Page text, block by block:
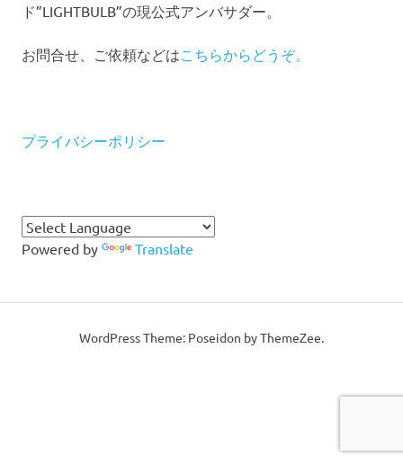
ド”LIGHTBULB”の現公式アンバサダー。
お問合せ、ご依頼などは こちらからどうぞ。
プライバシーポリシー
Powered by Translate
WordPress Theme: Poseidon by ThemeZee.